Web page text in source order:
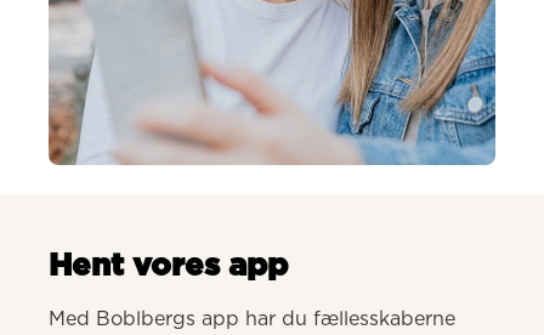
Hent vores app
Med Boblbergs app har du fællesskaberne